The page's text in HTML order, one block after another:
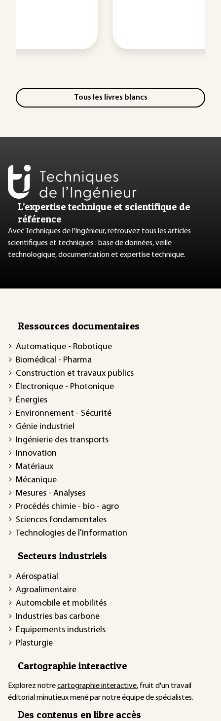
Tous les livres blancs
L’expertise technique et scientifique de
référence
Avec Techniques de l'Ingénieur, retrouvez tous les articles
scientifiques et techniques : base de données, veille
technologique, documentation et expertise technique.
Ressources documentaires
Automatique - Robotique
Biomédical - Pharma
Construction et travaux publics
Électronique - Photonique
Énergies
Environnement - Sécurité
Génie industriel
Ingénierie des transports
Innovation
Matériaux
Mécanique
Mesures - Analyses
Procédés chimie - bio - agro
Sciences fondamentales
Technologies de l'information
Secteurs industriels
Aérospatial
Agroalimentaire
Automobile et mobilités
Industries bas carbone
Équipements industriels
Plasturgie
Cartographie interactive
Explorez notrecartographie interactive, fruit d'un travail
éditorial minutieux mené par notre équipe de spécialistes.
Des contenus en libre accès